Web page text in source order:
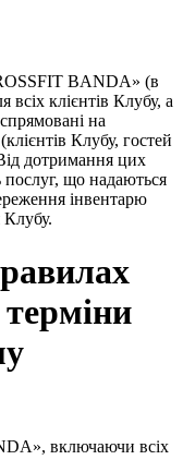
BANDA» (в
клієнтів Клубу, а
на
Клубу, гостей
дотримання цих
послуг, що надаються
інвентарю
Клубу.
включаючи всіх